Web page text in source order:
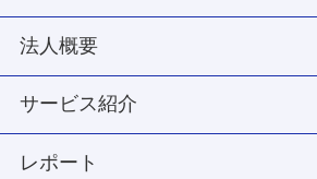
法人概要
サービス紹介
レポート